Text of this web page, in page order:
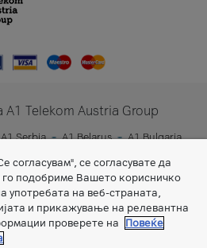
A1 Telekom Austria Group
A1 Serbia A1 Belarus
A1 Bulgaria
A1 Digital
согласувам", се согласувате да
подобриме Вашето корисничко
употребата на веб-страната,
и прикажување на релевантна
проверете на
Повеќе